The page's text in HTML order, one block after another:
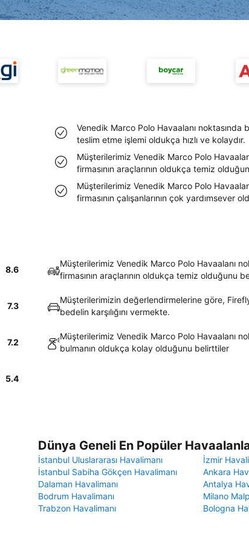
Venedik Marco Polo Havaalanı noktasında
teslim etme işlemi oldukça hızlı ve kolaydır.
Müşterilerimiz Venedik Marco Polo
firmasının araçlarının oldukça temiz
Müşterilerimiz Venedik Marco Polo
firmasının çalışanlarının çok yardımsever
8.6
Müşterilerimiz Venedik Marco Polo Havaalanı
firmasının araçlarının oldukça temiz olduğunu
7.3
Müşterilerimizin değerlendirmelerine göre,
bedelin karşılığını vermekte.
7.2
Müşterilerimiz Venedik Marco Polo Havaalanı
bulmanın oldukça kolay olduğunu belirttiler
5.4
Dünya Geneli En Popüler
İstanbul Uluslararası Havalimanı
İzmir
İstanbul Sabiha Gökçen Havalimanı
Ankara
Dalaman Havalimanı
Antalya
Bodrum Havalimanı
Milano
Trabzon Havalimanı
Bologna